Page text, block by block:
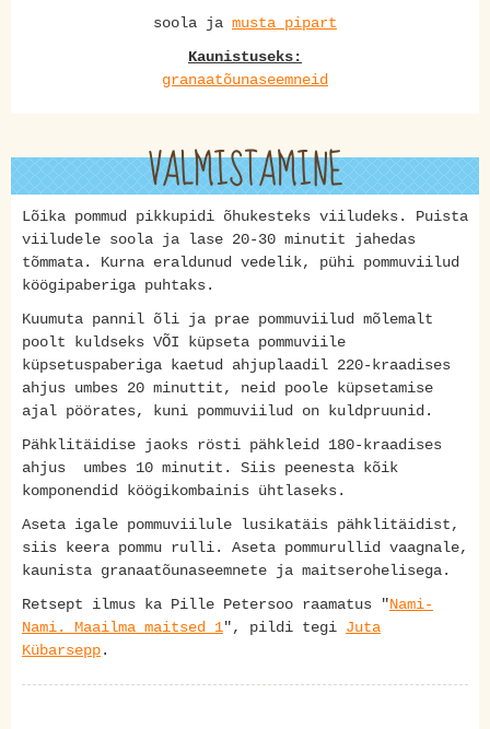
soola ja musta pipart
Kaunistuseks:
granaatõunaseemneid
VALMISTAMINE
Lõika pommud pikkupidi õhukesteks viiludeks. Puista
viiludele soola ja lase 20-30 minutit jahedas
tõmmata. Kurna eraldunud vedelik, pühi pommuviilud
köögipaberiga puhtaks.
Kuumuta pannil õli ja prae pommuviilud mõlemalt
poolt kuldseks VÕI küpseta pommuviile
küpsetuspaberiga kaetud ahjuplaadil 220-kraadises
ahjus umbes 20 minuttit, neid poole küpsetamise
ajal pöörates, kuni pommuviilud on kuldpruunid.
Pähklitäidise jaoks rösti pähkleid 180-kraadises
ahjus umbes 10 minutit. Siis peenesta kõik
komponendid köögikombainis ühtlaseks.
Aseta igale pommuviilule lusikatäis pähklitäidist,
siis keera pommu rulli. Aseta pommurullid vaagnale,
kaunista granaatõunaseemnete ja maitserohelisega.
Retsept ilmus ka Pille Petersoo raamatus "Nami-
Nami. Maailma maitsed 1", pildi tegi Juta
Kübarsepp.